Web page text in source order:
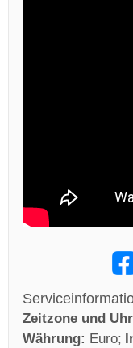
Zeitzone und
Währung: Euro